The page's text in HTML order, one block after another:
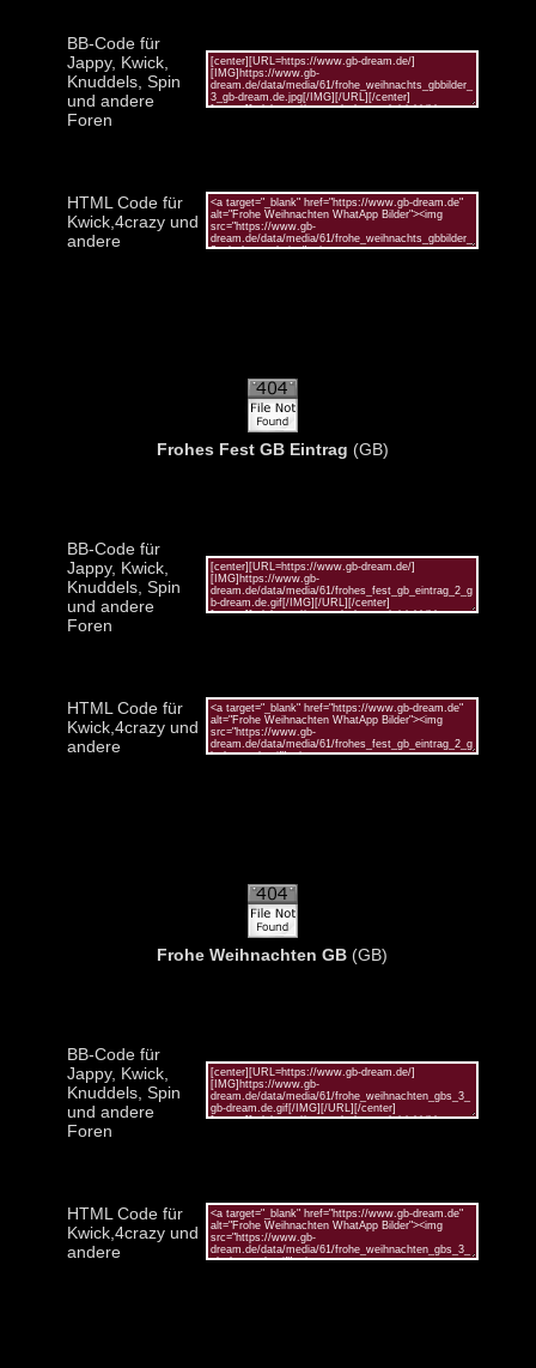
BB-Code für
Jappy, Kwick,
Knuddels, Spin
und andere
Foren
HTML Code für
Kwick,4crazy und
andere
Frohes Fest GB Eintrag (GB)
BB-Code für
Jappy, Kwick,
Knuddels, Spin
und andere
Foren
HTML Code für
Kwick,4crazy und
andere
Frohe Weihnachten GB (GB)
BB-Code für
Jappy, Kwick,
Knuddels, Spin
und andere
Foren
HTML Code für
Kwick,4crazy und
andere